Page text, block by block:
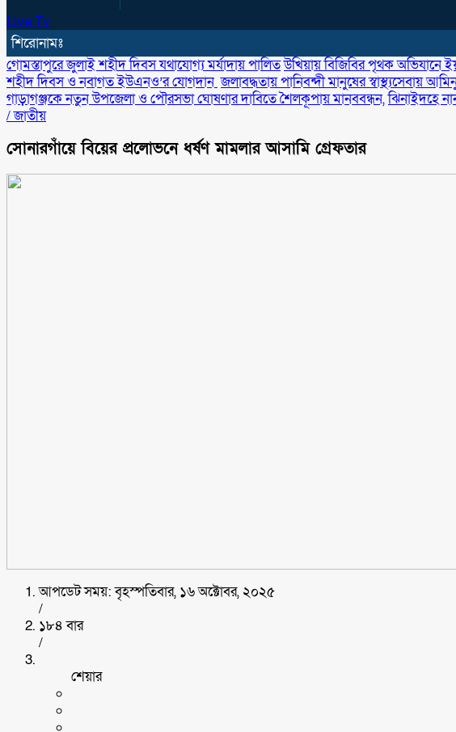
Live Tv
শিরোনামঃ
গোমস্তাপুরে জুলাই শহীদ দিবস যথাযোগ্য মর্যাদায় পালিতউখিয়ায় বিজিবির পৃথক অভিযানে
শহীদ দিবস ও নবাগত ইউএনও’র যোগদান ‎ জলাবদ্ধতায় পানিবন্দী মানুষের স্বাস্থ্যসেবায়
গাড়াগঞ্জকে নতুন উপজেলা ও পৌরসভা ঘোষণার দাবিতে শৈলকূপায় মানববন্ধন,ঝিনাইদহে
/জাতীয়
সোনারগাঁয়ে বিয়ের প্রলোভনে ধর্ষণ মামলার আসামি গ্রেফতার
আপডেট সময়: বৃহস্পতিবার, ১৬ অক্টোবর, ২০২৫
/
১৮৪ বার
/
শেয়ার